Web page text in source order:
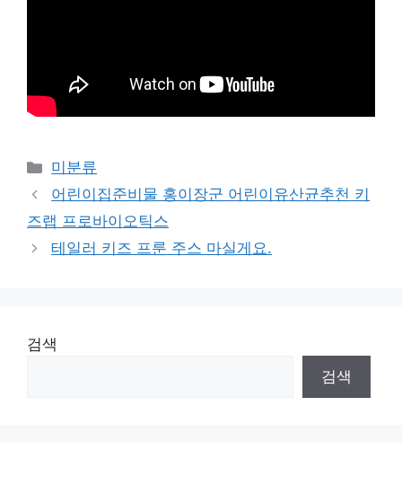
Categories
미분류
어린이집준비물 홍이장군 어린이유산균추천 키
즈랩 프로바이오틱스
테일러 키즈 프룬 주스 마실게요.
검색
검색